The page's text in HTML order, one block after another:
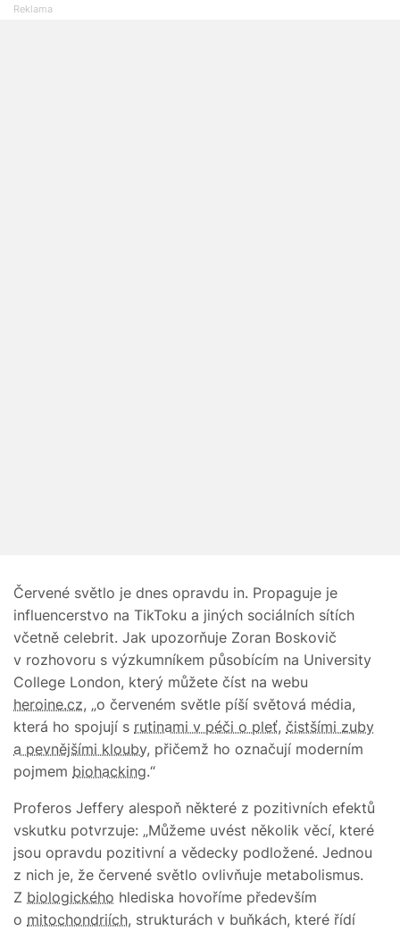
Červené světlo je dnes opravdu in. Propaguje je
influencerstvo na TikToku a jiných sociálních sítích
včetně celebrit. Jak upozorňuje Zoran Boskovič
v rozhovoru s výzkumníkem působícím na University
College London, který můžete číst na webu
heroine.cz, „o červeném světle píší světová média,
která ho spojují s rutinami v péči o pleť, čistšími zuby
a pevnějšími klouby, přičemž ho označují moderním
pojmem biohacking.“
Proferos Jeffery alespoň některé z pozitivních efektů
vskutku potvrzuje: „Můžeme uvést několik věcí, které
jsou opravdu pozitivní a vědecky podložené. Jednou
z nich je, že červené světlo ovlivňuje metabolismus.
Z biologického hlediska hovoříme především
o mitochondriích, strukturách v buňkách, které řídí